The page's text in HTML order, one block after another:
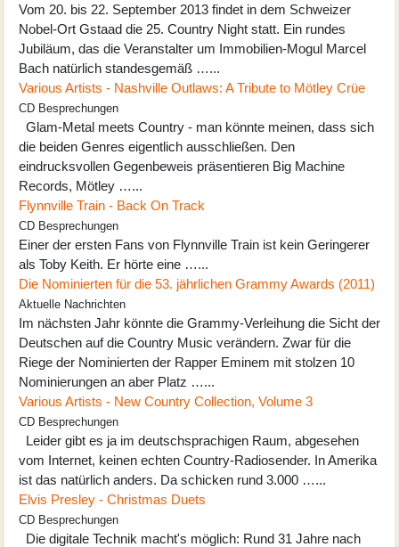
Vom 20. bis 22. September 2013 findet in dem Schweizer
Nobel-Ort Gstaad die 25. Country Night statt. Ein rundes
Jubiläum, das die Veranstalter um Immobilien-Mogul Marcel
Bach natürlich standesgemäß …...
Various Artists - Nashville Outlaws: A Tribute to Mötley Crüe
CD Besprechungen
Glam-Metal meets Country - man könnte meinen, dass sich
die beiden Genres eigentlich ausschließen. Den
eindrucksvollen Gegenbeweis präsentieren Big Machine
Records, Mötley …...
Flynnville Train - Back On Track
CD Besprechungen
Einer der ersten Fans von Flynnville Train ist kein Geringerer
als Toby Keith. Er hörte eine …...
Die Nominierten für die 53. jährlichen Grammy Awards (2011)
Aktuelle Nachrichten
Im nächsten Jahr könnte die Grammy-Verleihung die Sicht der
Deutschen auf die Country Music verändern. Zwar für die
Riege der Nominierten der Rapper Eminem mit stolzen 10
Nominierungen an aber Platz …...
Various Artists - New Country Collection, Volume 3
CD Besprechungen
Leider gibt es ja im deutschsprachigen Raum, abgesehen
vom Internet, keinen echten Country-Radiosender. In Amerika
ist das natürlich anders. Da schicken rund 3.000 …...
Elvis Presley - Christmas Duets
CD Besprechungen
Die digitale Technik macht's möglich: Rund 31 Jahre nach